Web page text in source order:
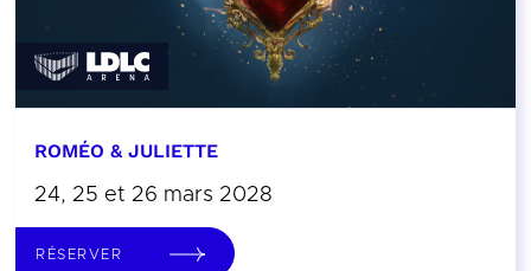
ROMÉO & JULIETTE
24, 25 et 26 mars 2028
RÉSERVER